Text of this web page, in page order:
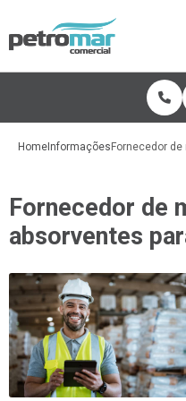
Home Informações Fornecedor
Fornecedor de
absorventes